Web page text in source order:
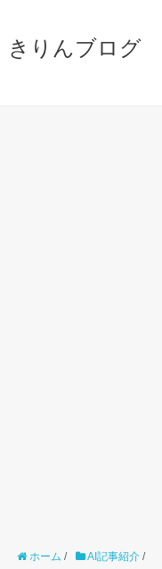
きりんブログ
ホーム / AI記事紹介/